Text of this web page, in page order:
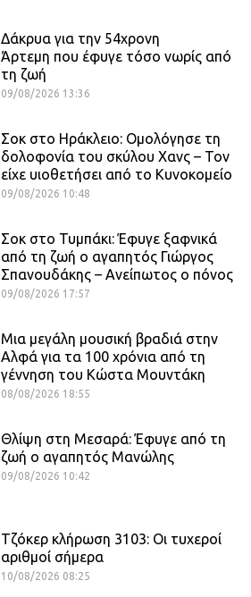
Δάκρυα για την 54χρονη
Άρτεμη που έφυγε τόσο νωρίς από
τη ζωή
09/08/2026 13:36
Σοκ στο Ηράκλειο: Ομολόγησε τη
δολοφονία του σκύλου Χανς – Τον
είχε υιοθετήσει από το Κυνοκομείο
09/08/2026 10:48
Σοκ στο Τυμπάκι: Έφυγε ξαφνικά
από τη ζωή ο αγαπητός Γιώργος
Σπανουδάκης – Ανείπωτος ο πόνος
09/08/2026 17:57
Μια μεγάλη μουσική βραδιά στην
Αλφά για τα 100 χρόνια από τη
γέννηση του Κώστα Μουντάκη
08/08/2026 18:55
Θλίψη στη Μεσαρά: Έφυγε από τη
ζωή ο αγαπητός Μανώλης
09/08/2026 10:42
Τζόκερ κλήρωση 3103: Οι τυχεροί
αριθμοί σήμερα
10/08/2026 08:25